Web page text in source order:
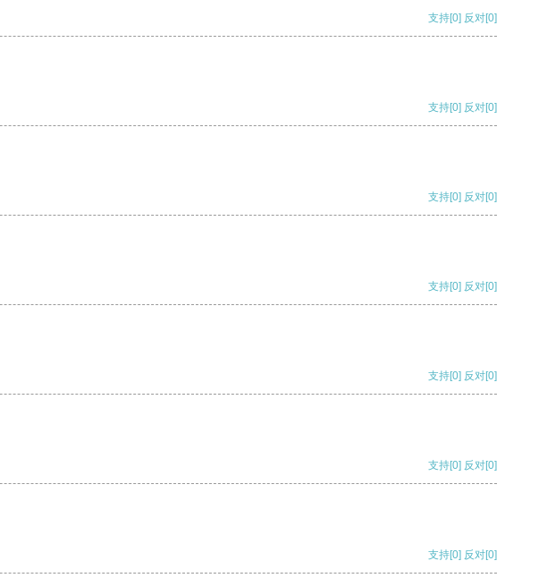
支持[0] 反对[0]
支持[0] 反对[0]
支持[0] 反对[0]
支持[0] 反对[0]
支持[0] 反对[0]
支持[0] 反对[0]
支持[0] 反对[0]